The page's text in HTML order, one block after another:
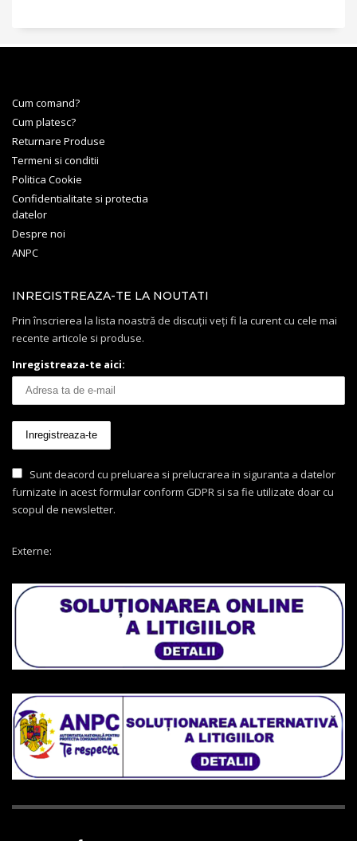
Cum comand?
Cum platesc?
Returnare Produse
Termeni si conditii
Politica Cookie
Confidentialitate si protectia
datelor
Despre noi
ANPC
INREGISTREAZA-TE LA NOUTATI
Prin înscrierea la lista noastră de discuții veți fi la curent cu cele mai
recente articole si produse.
Inregistreaza-te aici:
Sunt deacord cu preluarea si prelucrarea in siguranta a datelor
furnizate in acest formular conform GDPR si sa fie utilizate doar cu
scopul de newsletter.
Externe: